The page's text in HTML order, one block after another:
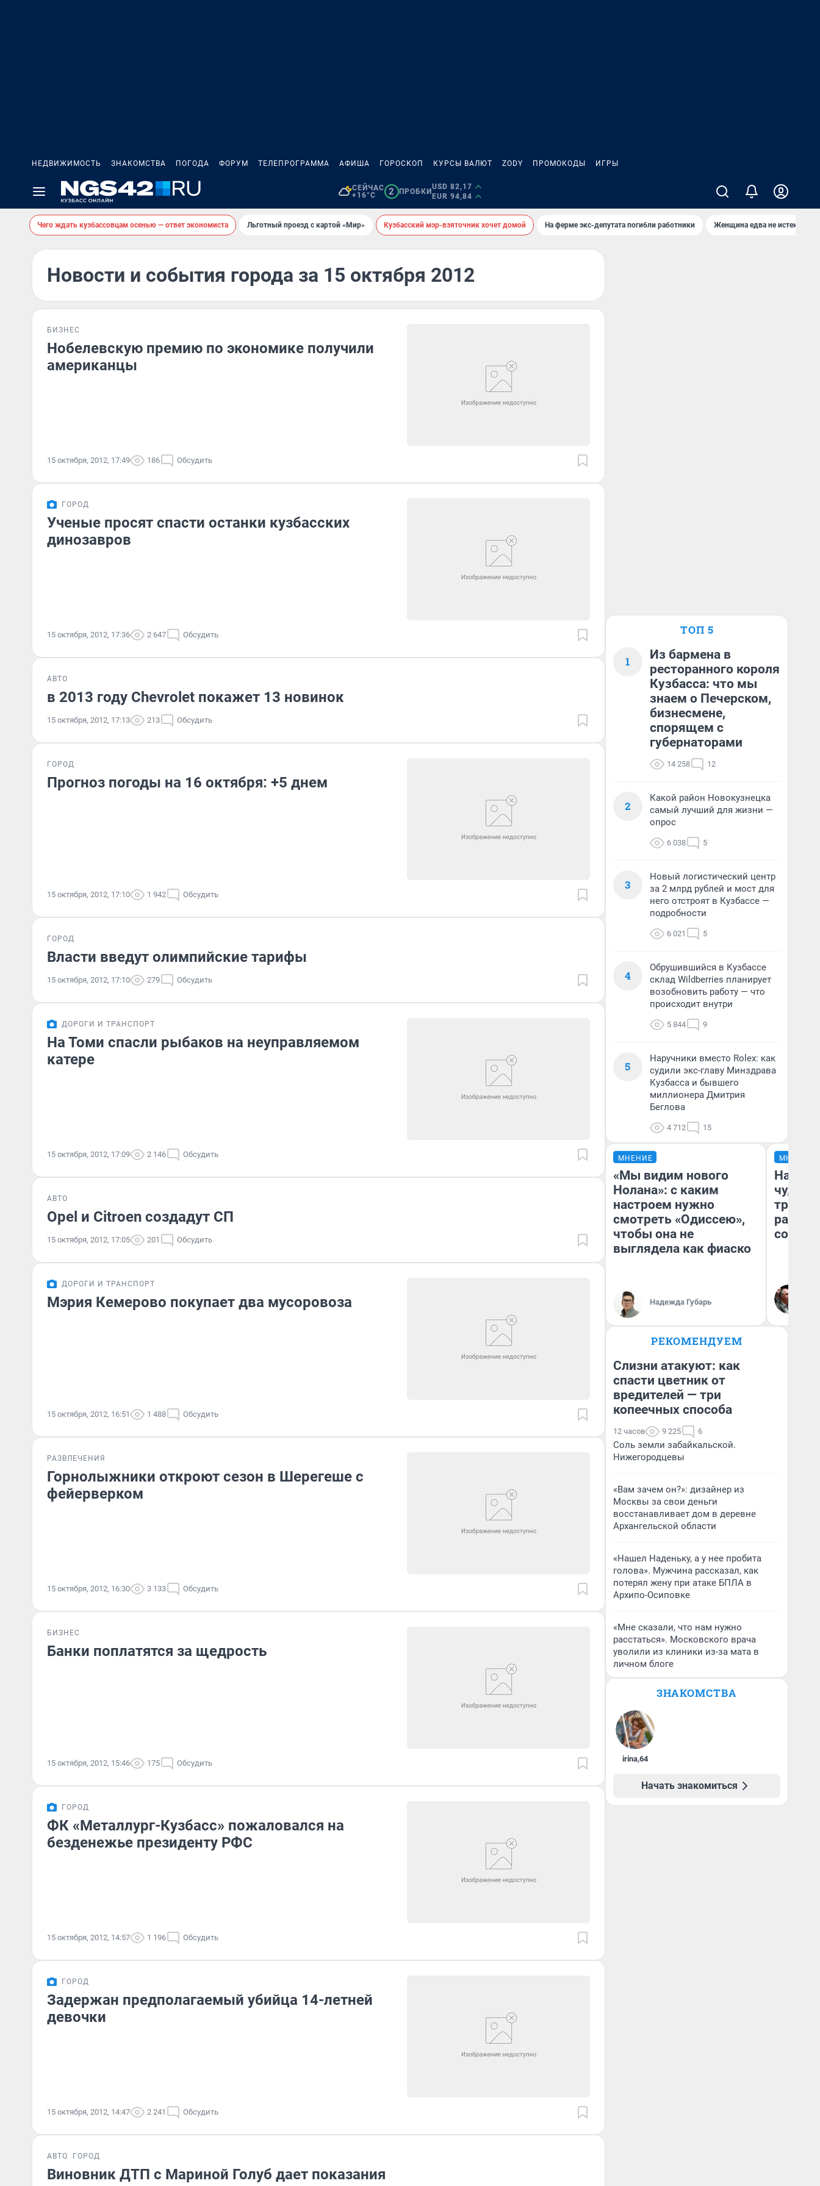
НЕДВИЖИМОСТЬ ЗНАКОМСТВА ПОГОДА ФОРУМ ТЕЛЕПРОГРАММА АФИША ГОРОСКОП КУРСЫ ВАЛЮТ ZODY ПРОМОКОДЫ ИГРЫ
СЕЙЧАС
+16°C
2 ПРОБКИ
USD 82,17
EUR 94,84
Чего ждать кузбассовцам осенью — ответ экономиста Льготный проезд с картой «Мир» Кузбасский мэр-взяточник хочет домой На ферме экс-депутата погибли работники Женщина едва не истекла
Новости и события города за 15 октября 2012
БИЗНЕС
Нобелевскую премию по экономике получили
американцы
15 октября, 2012, 17:49 186 Обсудить
ГОРОД
Ученые просят спасти останки кузбасских
динозавров
15 октября, 2012, 17:36 2 647 Обсудить
АВТО
в 2013 году Chevrolet покажет 13 новинок
15 октября, 2012, 17:13 213 Обсудить
ГОРОД
Прогноз погоды на 16 октября: +5 днем
15 октября, 2012, 17:10 1 942 Обсудить
ГОРОД
Власти введут олимпийские тарифы
15 октября, 2012, 17:10 279 Обсудить
ДОРОГИ И ТРАНСПОРТ
На Томи спасли рыбаков на неуправляемом
катере
15 октября, 2012, 17:09 2 146 Обсудить
АВТО
Opel и Citroen создадут СП
15 октября, 2012, 17:05 201 Обсудить
ДОРОГИ И ТРАНСПОРТ
Мэрия Кемерово покупает два мусоровоза
15 октября, 2012, 16:51 1 488 Обсудить
РАЗВЛЕЧЕНИЯ
Горнолыжники откроют сезон в Шерегеше с
фейерверком
15 октября, 2012, 16:30 3 133 Обсудить
БИЗНЕС
Банки поплатятся за щедрость
15 октября, 2012, 15:46 175 Обсудить
ГОРОД
ФК «Металлург-Кузбасс» пожаловался на
безденежье президенту РФС
15 октября, 2012, 14:57 1 196 Обсудить
ГОРОД
Задержан предполагаемый убийца 14-летней
девочки
15 октября, 2012, 14:47 2 241 Обсудить
АВТО ГОРОД
Виновник ДТП с Мариной Голуб дает показания
ТОП 5
1
Из бармена в
ресторанного короля
Кузбасса: что мы
знаем о Печерском,
бизнесмене,
спорящем с
губернаторами
14 258 12
2
Какой район Новокузнецка
самый лучший для жизни —
опрос
6 038 5
3
Новый логистический центр
за 2 млрд рублей и мост для
него отстроят в Кузбассе —
подробности
6 021 5
4
Обрушившийся в Кузбассе
склад Wildberries планирует
возобновить работу — что
происходит внутри
5 844 9
5
Наручники вместо Rolex: как
судили экс-главу Минздрава
Кузбасса и бывшего
миллионера Дмитрия
Беглова
4 712 15
МНЕНИЕ
«Мы видим нового
Нолана»: с каким
настроем нужно
смотреть «Одиссею»,
чтобы она не
выглядела как фиаско
Надежда Губарь
МНЕНИЕ
чудом
РЕКОМЕНДУЕМ
Слизни атакуют: как
спасти цветник от
вредителей — три
копеечных способа
12 часов 9 225 6
Соль земли забайкальской.
Нижегородцевы
«Вам зачем он?»: дизайнер из
Москвы за свои деньги
восстанавливает дом в деревне
Архангельской области
«Нашел Наденьку, а у нее пробита
голова». Мужчина рассказал, как
потерял жену при атаке БПЛА в
Архипо-Осиповке
«Мне сказали, что нам нужно
расстаться». Московского врача
уволили из клиники из-за мата в
личном блоге
ЗНАКОМСТВА
irina,64
Начать знакомиться